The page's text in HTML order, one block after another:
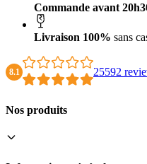
Commande avant
Livraison 100% sans
8.1 25592
Nos produits